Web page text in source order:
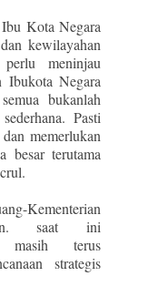
Kota Negara
kewilayahan
meninjau
Ibukota Negara
bukanlah
Pasti
memerlukan
besar terutama
Kementerian
saat ini
masih terus
strategis